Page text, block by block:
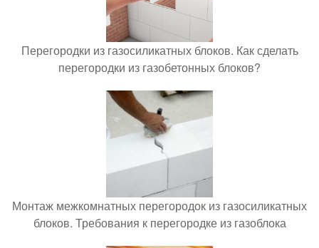
Перегородки из газосиликатных блоков. Как сделать
перегородки из газобетонных блоков?
Монтаж межкомнатных перегородок из газосиликатных
блоков. Требования к перегородке из газоблока